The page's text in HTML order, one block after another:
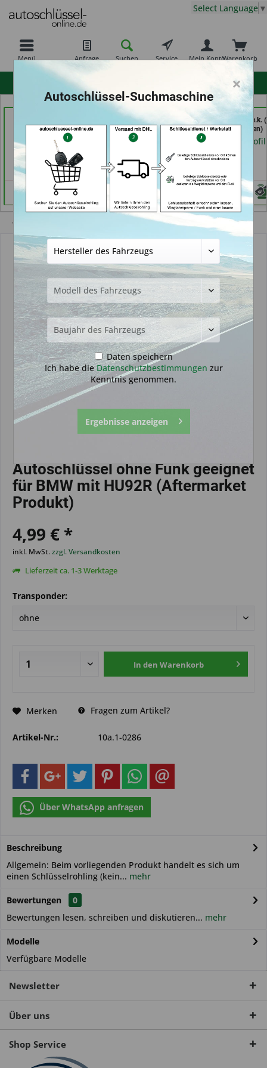
Menü Anfrage Suchen Service Warenkorb
Mein Konto
Select Language ▼
Krefeld)
Händlerprofil
Demuro Schuh &
Schlüsseldienst (in
Grevenbroich)
moeller-24.de e.k.
Gelsenkirchen)
Händlerprofil
Autoschlüssel ohne Funk geeignet
für BMW mit HU92R (Aftermarket
Produkt)
4,99 € *
inkl. MwSt.zzgl. Versandkosten
Lieferzeit ca. 1-3 Werktage
Transponder:
In den Warenkorb
Merken Fragen zum Artikel?
Artikel-Nr.: 10a.1-0286
Über WhatsApp anfragen
Beschreibung
Allgemein: Beim vorliegenden Produkt handelt es sich um
einen Schlüsselrohling (kein... mehr
Bewertungen
0
Bewertungen lesen, schreiben und diskutieren... mehr
Modelle
Verfügbare Modelle
Newsletter
Über uns
Shop Service
×
Autoschlüssel-Suchmaschine
Daten speichern
Ich habe dieDatenschutzbestimmungen zur
Kenntnis genommen.
Ergebnisse anzeigen